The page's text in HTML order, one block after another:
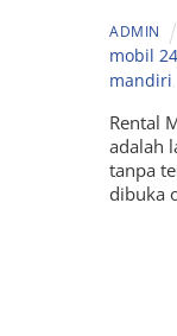
ADMIN
mobil
mandiri
Rental
adalah
tanpa
dibuka